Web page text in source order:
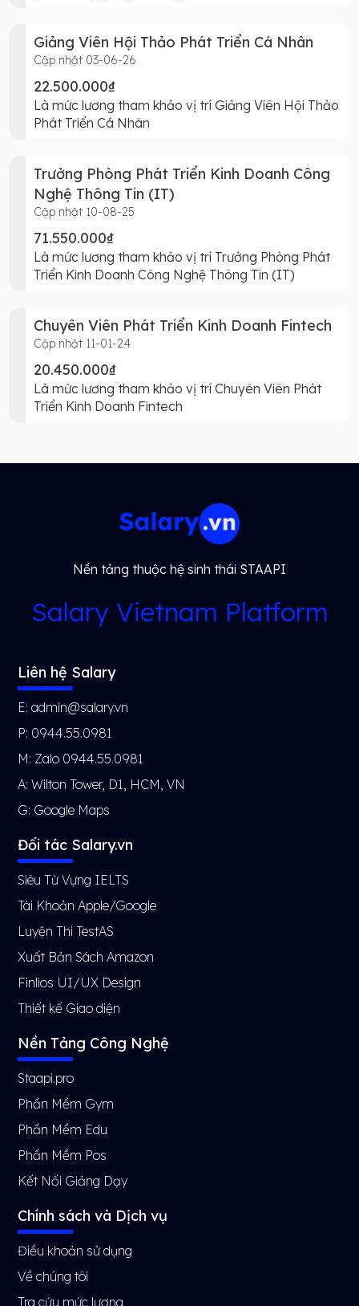
Giảng Viên Hội Thảo Phát Triển Cá Nhân
Cập nhật 03-06-26
22.500.000₫
Là mức lương tham khảo vị trí Giảng Viên Hội Thảo
Phát Triển Cá Nhân
Trưởng Phòng Phát Triển Kinh Doanh Công
Nghệ Thông Tin (IT)
Cập nhật 10-08-25
71.550.000₫
Là mức lương tham khảo vị trí Trưởng Phòng Phát
Triển Kinh Doanh Công Nghệ Thông Tin (IT)
Chuyên Viên Phát Triển Kinh Doanh Fintech
Cập nhật 11-01-24
20.450.000₫
Là mức lương tham khảo vị trí Chuyên Viên Phát
Triển Kinh Doanh Fintech
Nền tảng thuộc hệ sinh thái STAAPI
Salary Vietnam Platform
Liên hệ Salary
E: admin@salary.vn
P: 0944.55.0981
M: Zalo 0944.55.0981
A: Wilton Tower, D1, HCM, VN
G: Google Maps
Đối tác Salary.vn
Siêu Từ Vựng IELTS
Tài Khoản Apple/Google
Luyện Thi TestAS
Xuất Bản Sách Amazon
Finlios UI/UX Design
Thiết kế Giao diện
Nền Tảng Công Nghệ
Staapi.pro
Phần Mềm Gym
Phần Mềm Edu
Phần Mềm Pos
Kết Nối Giảng Dạy
Chính sách và Dịch vụ
Điều khoản sử dụng
Về chúng tôi
Tra cứu mức lương